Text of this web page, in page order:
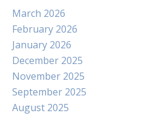
March 2026
February 2026
January 2026
December 2025
November 2025
September 2025
August 2025